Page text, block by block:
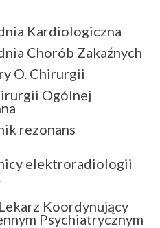
Kardiologiczna
Chorób Zakaźnych
O. Chirurgii
Ogólnej
rezonans
elektroradiologii
Koordynujący
Psychiatrycznym